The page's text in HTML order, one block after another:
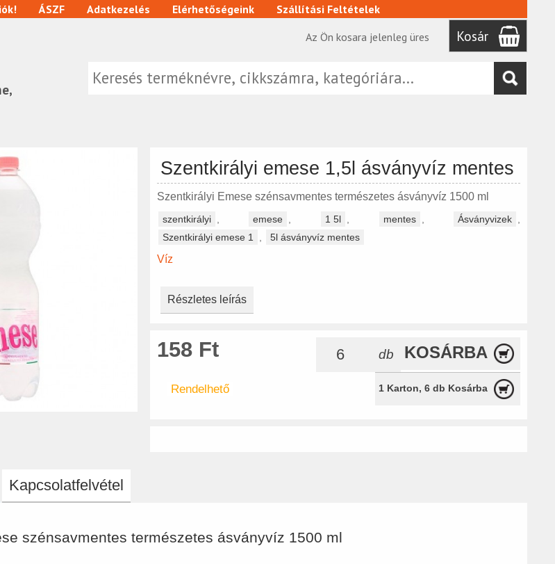
ÁSZF Adatkezelés Elérhetőségeink
Szállítási Feltételek
Az Ön kosara jelenleg üres
Kosár
Szentkirályi emese 1,5l ásványvíz mentes
Szentkirályi Emese szénsavmentes természetes ásványvíz 1500 ml
szentkirályi emese 1 5l mentes Ásványvizek
Szentkirályi emese 1
5l ásványvíz mentes
Víz
Részletes leírás
158 Ft KOSÁRBA
db
1 Karton, 6 db Kosárba
Rendelhető
Kapcsolatfelvétel
szénsavmentes természetes ásványvíz 1500 ml